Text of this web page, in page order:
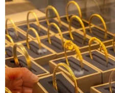
Kim ngạch thương mại
Argentina trong năm
Việt Nam hiện là đối tác
thị trường xuất khẩu lớn
khi Argentina là đối tác
Việt Nam ở khu vực Mỹ